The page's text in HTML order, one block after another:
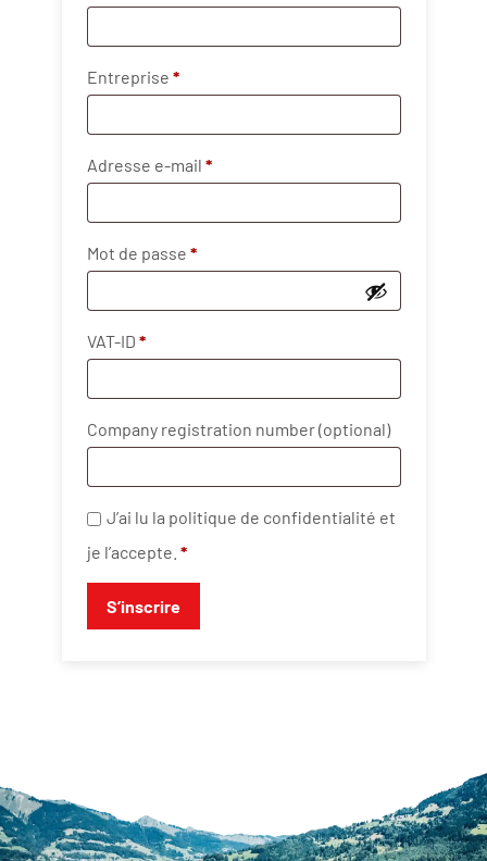
Entreprise *
Adresse e-mail *Obligatoire
Mot de passe *Obligatoire
VAT-ID *
Company registration number(optional)
J’ai lu la politique de confidentialité et
je l’accepte. *
S’inscrire